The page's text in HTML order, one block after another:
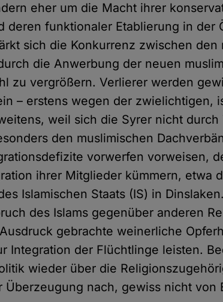
eher um die Macht ihrer
deren funktionaler Etablierung in der
sich die Konkurrenz zwischen den
die Anwerbung der neuen
zu vergrößern. Verlierer werden
– erstens wegen der zwielichtigen,
weil sich die Syrer nicht durch
den muslimischen
vorwerfen vorweisen,
ihrer Mitglieder kümmern, etwa
Islamischen Staats (IS) in
des Islams gegenüber anderen
gebrachte weinerliche
Integration der Flüchtlinge leisten.
wieder über die
Überzeugung nach, gewiss nicht von